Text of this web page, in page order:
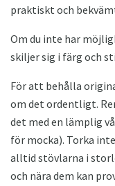
praktiskt och
Om du inte har
skiljer sig i färg och
För att behålla
om det ordentligt.
det med en lämplig
för mocka). Torka
alltid stövlarna i
och nära dem kan